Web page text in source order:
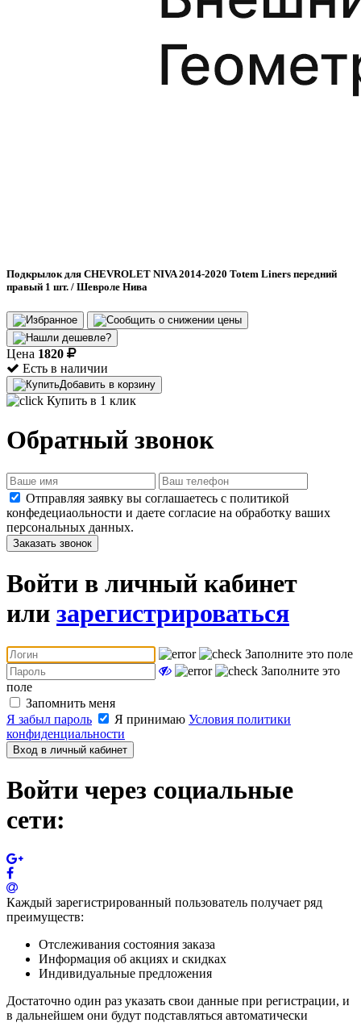
Подкрылок для CHEVROLET NIVA 2014-2020 Totem Liners передний
правый 1 шт. / Шевроле Нива
Цена 1820
Есть в наличии
Добавить в корзину
Купить в 1 клик
Обратный звонок
Отправляя заявку вы соглашаетесь с политикой
конфедециаольности и даете согласие на обработку ваших
персональных данных.
Заказать звонок
Войти в личный кабинет
или зарегистрироваться
Заполните это поле
Заполните это
поле
Запомнить меня
Я забыл пароль
Я принимаю Условия политики
конфиденциальности
Вход в личный кабинет
Войти через социальные
сети:
Каждый зарегистрированный пользователь получает ряд
преимуществ:
Отслеживания состояния заказа
Информация об акциях и скидках
Индивидуальные предложения
Достаточно один раз указать свои данные при регистрации, и
в дальнейшем они будут подставляться автоматически